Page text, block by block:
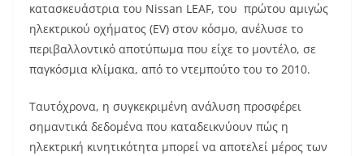
κατασκευάστρια του Nissan LEAF, του πρώτου αμιγώς
ηλεκτρικού οχήματος (EV) στον κόσμο, ανέλυσε το
περιβαλλοντικό αποτύπωμα που είχε το μοντέλο, σε
παγκόσμια κλίμακα, από το ντεμπούτο του το 2010.
Ταυτόχρονα, η συγκεκριμένη ανάλυση προσφέρει
σημαντικά δεδομένα που καταδεικνύουν πώς η
ηλεκτρική κινητικότητα μπορεί να αποτελεί μέρος των